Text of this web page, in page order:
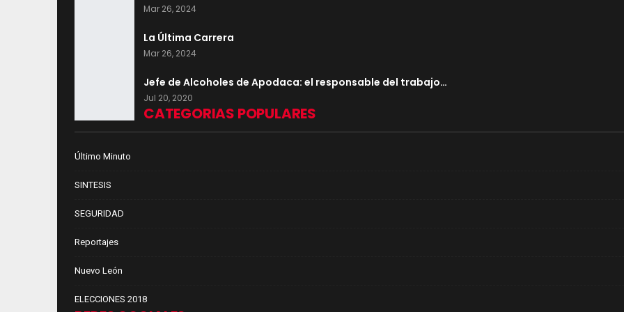
Mar 26, 2024
La Última Carrera
Mar 26, 2024
Jefe de Alcoholes de Apodaca: el responsable del trabajo…
Jul 20, 2020
CATEGORIAS POPULARES
Último Minuto
SINTESIS
SEGURIDAD
Reportajes
Nuevo León
ELECCIONES 2018